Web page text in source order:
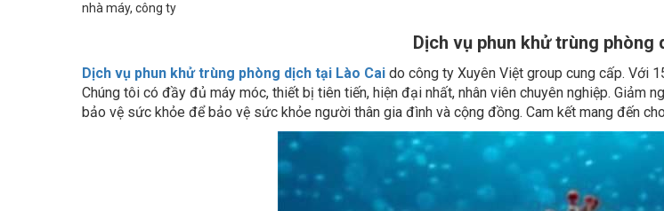
do công ty Xuyên Việt group cung cấp. Với
Chúng tôi có đầy đủ máy móc, thiết bị tiên tiến, hiện đại nhất, nhân viên chuyên nghiệp. Giảm
bảo vệ sức khỏe để bảo vệ sức khỏe người thân gia đình và cộng đồng. Cam kết mang đến